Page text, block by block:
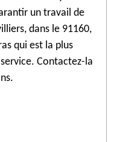
un travail de
dans le 91160,
qui est la plus
Contactez-la